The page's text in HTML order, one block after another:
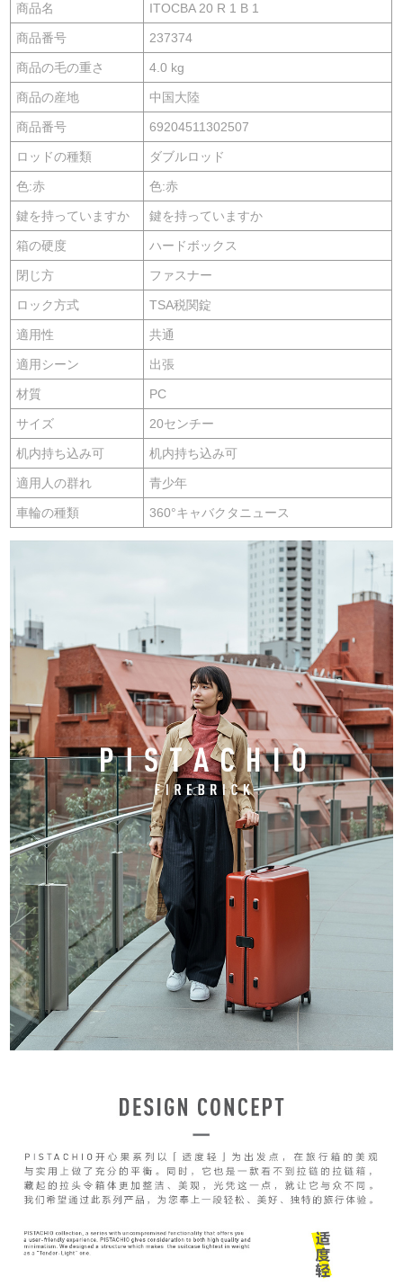
商品名 ITOCBA 20 R 1 B 1
商品番号 237374
商品の毛の重さ 4.0 kg
商品の産地 中国大陸
商品番号 69204511302507
ロッドの種類 ダブルロッド
色:赤 色:赤
鍵を持っていますか 鍵を持っていますか
箱の硬度 ハードボックス
閉じ方 ファスナー
ロック方式 TSA税関錠
適用性 共通
適用シーン 出張
材質 PC
サイズ 20センチー
机内持ち込み可 机内持ち込み可
適用人の群れ 青少年
車輪の種類 360°キャバクタニュース